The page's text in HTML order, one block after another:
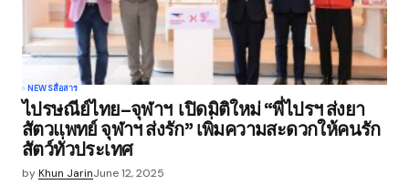
NEWSสื่อสาร
ไปรษณีย์ไทย–จุฬาฯ เปิดมิติใหม่ “พี่ไปรฯ ส่งยา
สัตวแพทย์ จุฬาฯ ส่งรัก” เพิ่มความสะดวกให้คนรัก
สัตว์ทั่วประเทศ
byKhun JarinJune 12, 2025